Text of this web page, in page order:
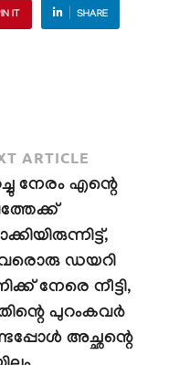
IT SHARE
ARTICLE
നേരം എന്റെ
ഡയറി
നേരെ നീട്ടി,
പുറംകവർ
അച്ഛന്റെ